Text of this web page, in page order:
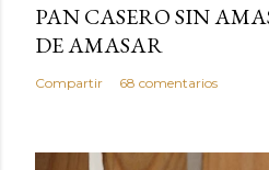
PAN CASERO SIN
DE AMASAR
Compartir 68 comentarios